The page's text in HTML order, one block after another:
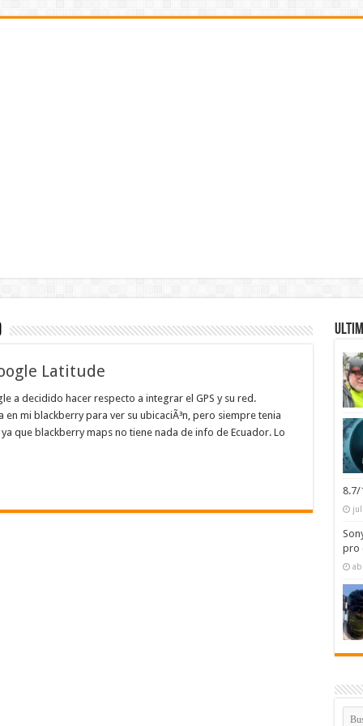
Latitude
a decidido hacer respecto a integrar el GPS y su red.
mi blackberry para ver su ubicaciÃ³n, pero siempre tenia
que blackberry maps no tiene nada de info de Ecuador. Lo
8.7/
pro